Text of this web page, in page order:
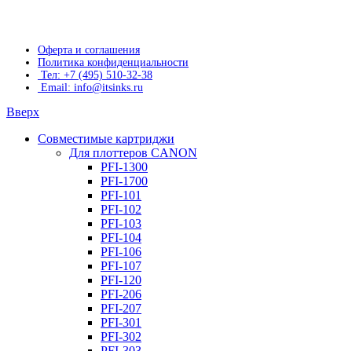
Оферта и соглашения
Политика конфиденциальности
Тел: +7 (495) 510-32-38
Email: info@itsinks.ru
Вверх
Совместимые картриджи
Для плоттеров CANON
PFI-1300
PFI-1700
PFI-101
PFI-102
PFI-103
PFI-104
PFI-106
PFI-107
PFI-120
PFI-206
PFI-207
PFI-301
PFI-302